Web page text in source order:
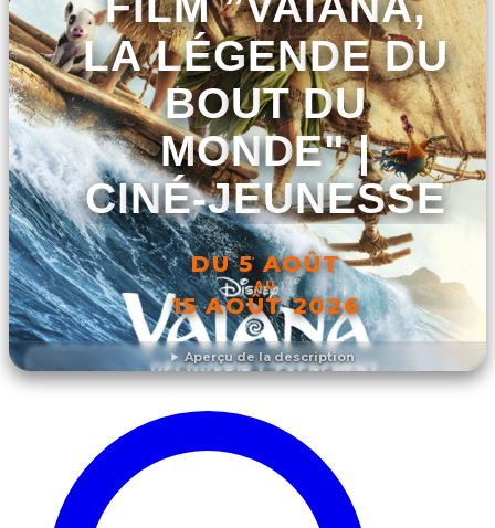
Aperçu de la description
LA LÉGENDE DU
BOUT DU
MONDE" |
CINÉ-JEUNESSE
DU 5 AOÛT
AU
15 AOÛT 2026
DÉCOUVRIR L'ÉVÉNEMENT